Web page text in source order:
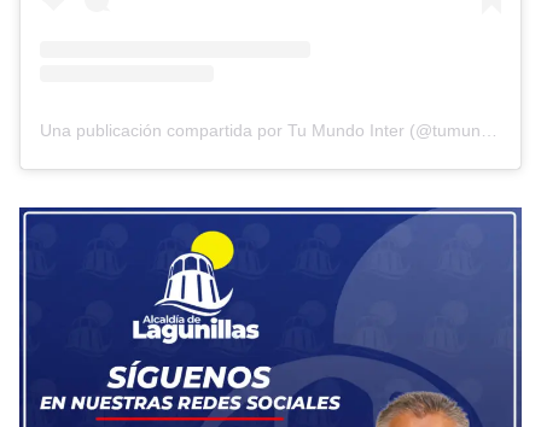
Una publicación compartida por Tu Mundo Inter (@tumundointer)